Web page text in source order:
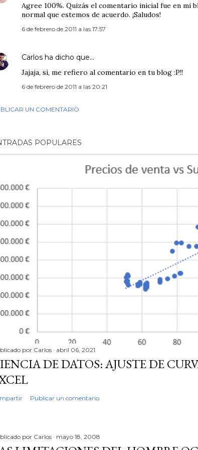
Agree 100%. Quizás el comentario inicial fue en mi
normal que estemos de acuerdo. ¡Saludos!
6 de febrero de 2011 a las 17:57
Carlos ha dicho que…
Jajaja, sí, me refiero al comentario en tu blog :P!!
6 de febrero de 2011 a las 20:21
UN COMENTARIO
POPULARES
por Carlos abril 06, 2021
DE DATOS: AJUSTE DE
Publicar un comentario
por Carlos mayo 18, 2008